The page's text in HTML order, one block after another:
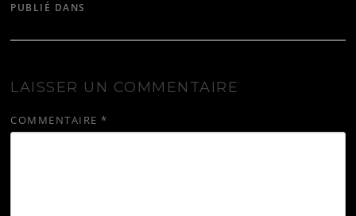
PUBLIÉ DANS
LAISSER UN COMMENTAIRE
COMMENTAIRE*